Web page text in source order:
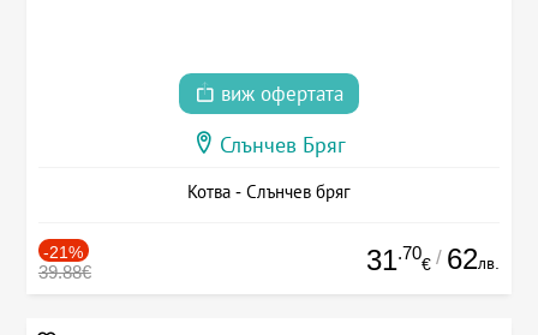
виж офертата
Слънчев Бряг
Котва - Слънчев бряг
-21%
39.88€ 31.70
€ / 62лв.